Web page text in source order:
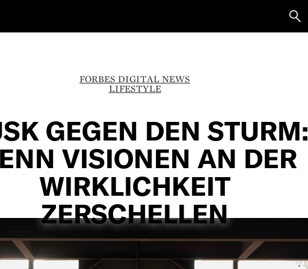
FORBES DIGITAL NEWS
LIFESTYLE
GEGEN DEN STURM:
VISIONEN AN DER
WIRKLICHKEIT
ZERSCHELLEN